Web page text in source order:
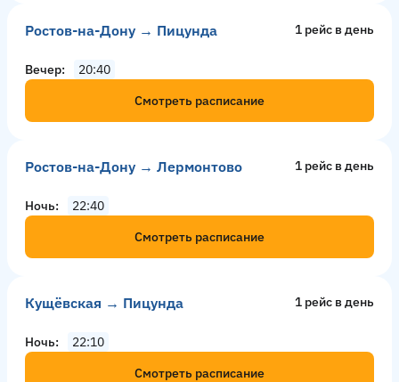
Ростов-на-Дону → Пицунда 1 рейс в день
Вечер
20:40
Смотреть расписание
Ростов-на-Дону → Лермонтово 1 рейс в день
Ночь
22:40
Смотреть расписание
Кущёвская → Пицунда 1 рейс в день
Ночь
22:10
Смотреть расписание